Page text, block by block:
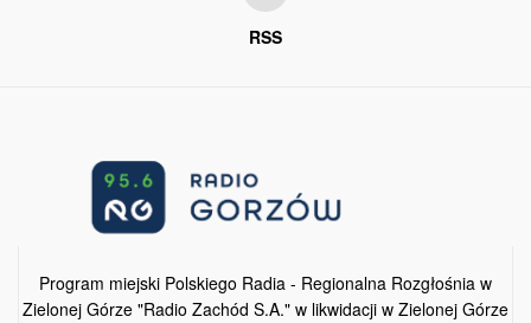
RSS
Program miejski Polskiego Radia - Regionalna Rozgłośnia w
Zielonej Górze "Radio Zachód S.A." w likwidacji w Zielonej Górze